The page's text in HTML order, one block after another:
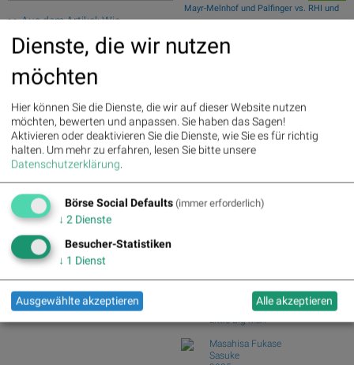
>> Aus dem Artikel: Wie
UnitedHealth, IBM,
salesforce.com, Home Depot,
Gesprächsstoff im Dow Jones
Palfinger : 1.32% » Details
voestalpine : 0.23%» Details
CA Immo : 0.21% » Details
Uniqa : 0.05%» Details
» Details
Bawag : -1.34%» Details
Strabag : -1.56%» Details
AT&S : -2.23%
Österreichische Post : -4.48%»
Details
Mayr-Melnhof und Palfinger vs. RHI und
Swiss Re und Generali Assicuraz. vs.
Zurich Insur...
ArcelorMittal und ThyssenKrupp vs.
Salzgitter und...
Garmin und adidas vs. World Wrestling
Entertainme...
Dutch Shell v...
Börse Social Club Board
USSR 1991
Little Big Man
Masahisa Fukase
Sasuke
Dienste, die wir nutzen
möchten
Hier können Sie die Dienste, die wir auf dieser Website nutzen
möchten, bewerten und anpassen. Sie haben das Sagen!
Aktivieren oder deaktivieren Sie die Dienste, wie Sie es für richtig
halten. Um mehr zu erfahren, lesen Sie bitte unsere
Datenschutzerklärung.
Börse Social Defaults (immer erforderlich)
↓ 2 Dienste
Besucher-Statistiken
↓ 1 Dienst
Ausgewählte akzeptieren Alle akzeptieren